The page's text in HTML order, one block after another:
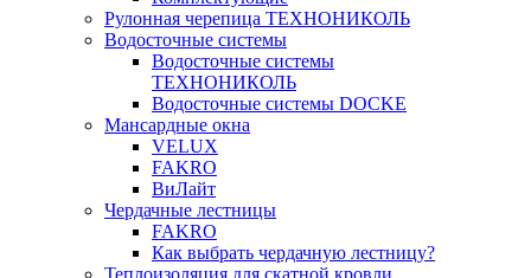
Рулонная черепица ТЕХНОНИКОЛЬ
Водосточные системы
Водосточные системы
ТЕХНОНИКОЛЬ
Водосточные системы DOCKE
Мансардные окна
VELUX
FAKRO
ВиЛайт
Чердачные лестницы
FAKRO
Как выбрать чердачную лестницу?
Теплоизоляция для скатной кровли